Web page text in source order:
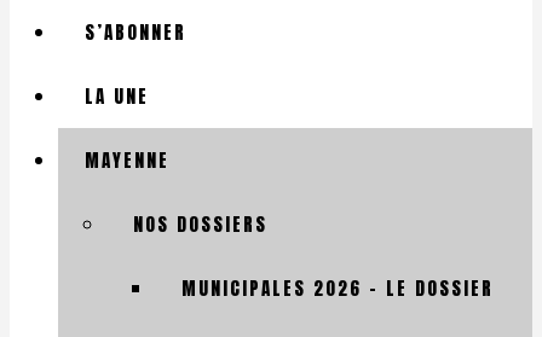
S’ABONNER
LA UNE
MAYENNE
NOS DOSSIERS
MUNICIPALES 2026 – LE DOSSIER